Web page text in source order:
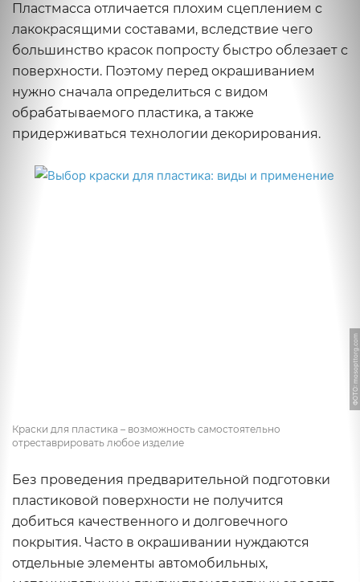
Пластмасса отличается плохим сцеплением с
лакокрасящими составами, вследствие чего
большинство красок попросту быстро облезает с
поверхности. Поэтому перед окрашиванием
нужно сначала определиться с видом
обрабатываемого пластика, а также
придерживаться технологии декорирования.
ФОТО: mosopttorg.com
Краски для пластика – возможность самостоятельно
отреставрировать любое изделие
Без проведения предварительной подготовки
пластиковой поверхности не получится
добиться качественного и долговечного
покрытия. Часто в окрашивании нуждаются
отдельные элементы автомобильных,